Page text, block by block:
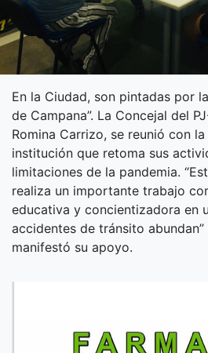
En la Ciudad, son pintadas por
de Campana”. La Concejal del
Romina Carrizo, se reunió con
institución que retoma sus
limitaciones de la pandemia.
realiza un importante trabajo
educativa y concientizadora en
accidentes de tránsito
manifestó su apoyo.